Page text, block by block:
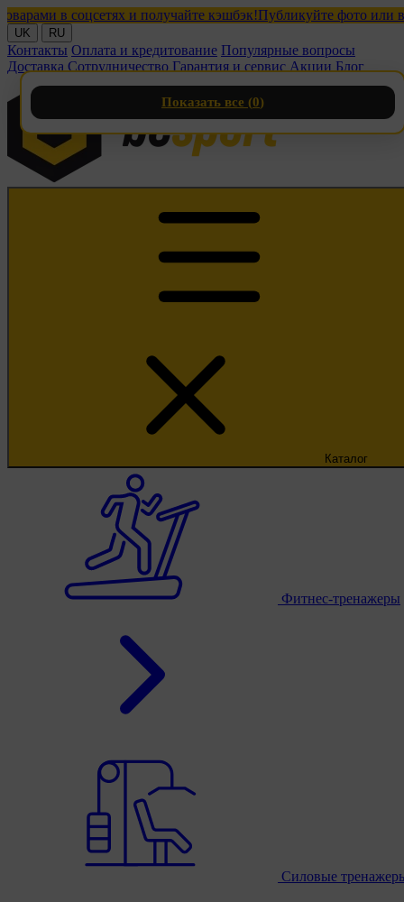
в соцсетях и получайте кэшбэк!Публикуйте фото или
UK RU
Контакты Оплата и кредитование Популярные вопросы
Доставка Сотрудничество Гарантия и сервис Акции Блог
Каталог
Фитнес-тренажеры
Силовые
Показать все (0)